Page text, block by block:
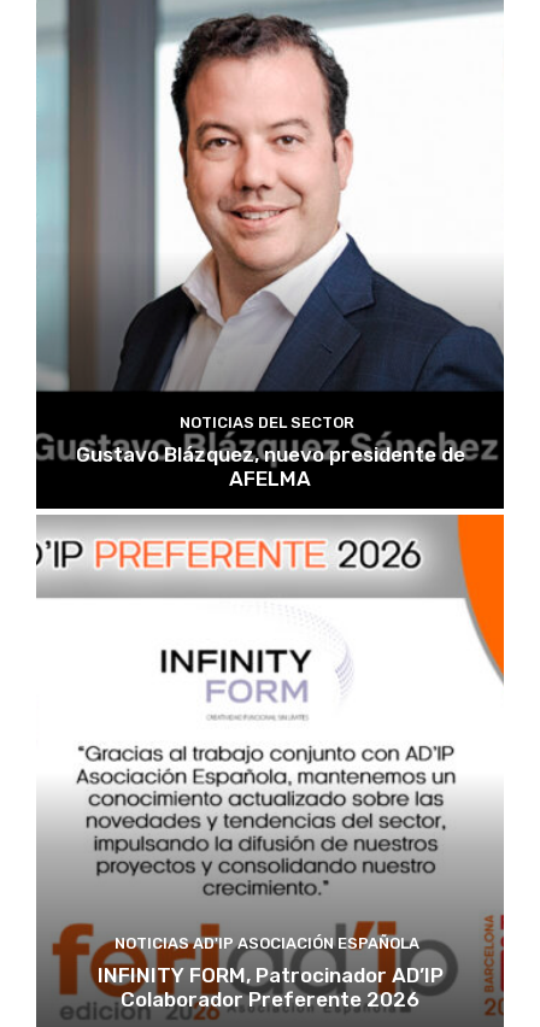
NOTICIAS DEL SECTOR
Gustavo Blázquez, nuevo presidente de
AFELMA
NOTICIAS AD'IP ASOCIACIÓN ESPAÑOLA
INFINITY FORM, Patrocinador AD’IP
Colaborador Preferente 2026